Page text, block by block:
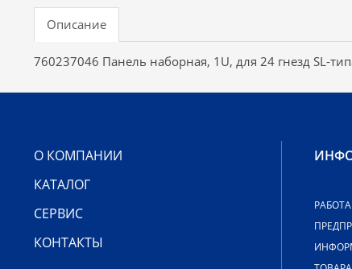
Описание
760237046 Панель наборная, 1U, для 24 гнезд SL-
О КОМПАНИИ
КАТАЛОГ
СЕРВИС
КОНТАКТЫ